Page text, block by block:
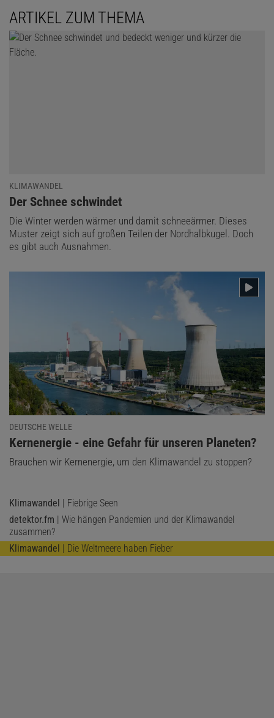
ARTIKEL ZUM THEMA
KLIMAWANDEL
:
Der Schnee schwindet
Die Winter werden wärmer und damit schneeärmer. Dieses
Muster zeigt sich auf großen Teilen der Nordhalbkugel. Doch
es gibt auch Ausnahmen.
DEUTSCHE WELLE
:
Kernenergie - eine Gefahr für unseren Planeten?
Brauchen wir Kernenergie, um den Klimawandel zu stoppen?
Klimawandel
| Fiebrige Seen
detektor.fm | Wie hängen Pandemien und der Klimawandel
zusammen?
Klimawandel
| Die Weltmeere haben Fieber